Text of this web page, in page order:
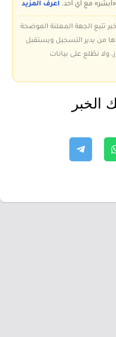
مع أي أحد. اعرف المزيد
تتبع الجهة المعلنة الموضحة
من يدير التسجيل ويستقبل
ولا نطّلع على بيانات
الخبر